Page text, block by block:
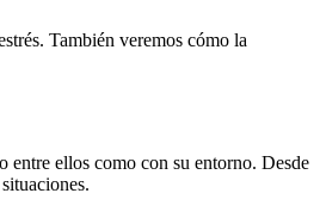
También veremos cómo la
entre ellos como con su entorno. Desde